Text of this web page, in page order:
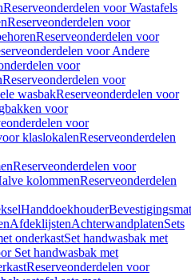
Reserveonderdelen voor Wastafels
Reserveonderdelen voor
Reserveonderdelen voor
voor Andere
voor
Reserveonderdelen voor
wasbakReserveonderdelen voor
voor
voor
klaslokalenReserveonderdelen
Reserveonderdelen voor
kolommenReserveonderdelen
Handdoekhouder
AfdeklijstenAchterwandplatenSets
onderkastSet handwasbak met
Set handwasbak met
Reserveonderdelen voor